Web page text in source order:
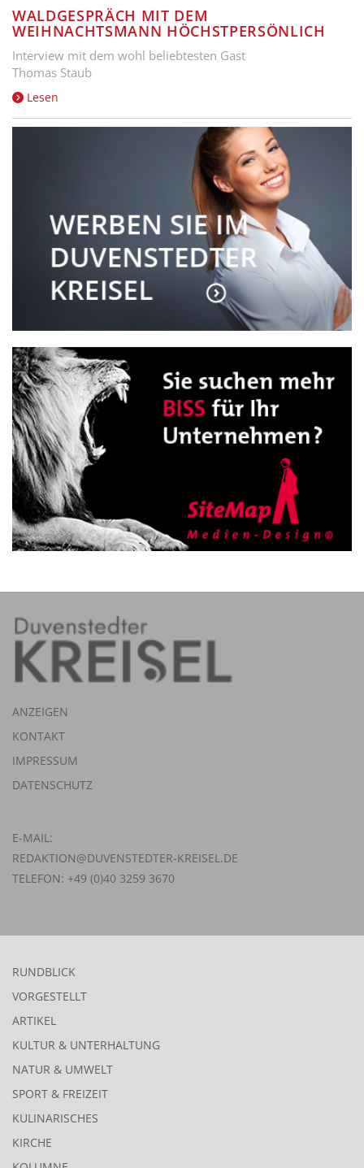
WALDGESPRÄCH MIT DEM
WEIHNACHTSMANN HÖCHSTPERSÖNLICH
Interview mit dem wohl beliebtesten Gast
Thomas Staub
Lesen
ANZEIGEN
KONTAKT
IMPRESSUM
DATENSCHUTZ
E-MAIL:
REDAKTION@DUVENSTEDTER-KREISEL.DE
TELEFON: +49 (0)40 3259 3670
RUNDBLICK
VORGESTELLT
ARTIKEL
KULTUR & UNTERHALTUNG
NATUR & UMWELT
SPORT & FREIZEIT
KULINARISCHES
KIRCHE